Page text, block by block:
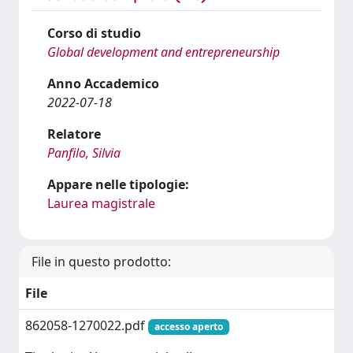
Corso di studio
Global development and entrepreneurship
Anno Accademico
2022-07-18
Relatore
Panfilo, Silvia
Appare nelle tipologie:
Laurea magistrale
File in questo prodotto:
File
862058-1270022.pdf
accesso aperto